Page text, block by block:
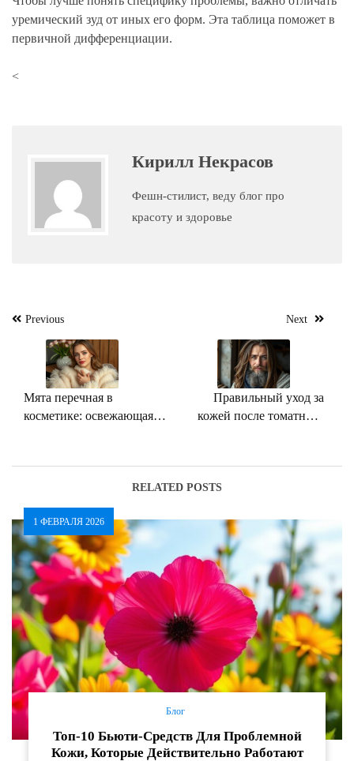
уремический зуд от иных его форм. Эта таблица поможет в
первичной дифференциации.
<
Кирилл Некрасов
Фешн-стилист, веду блог про
красоту и здоровье
Навигация
записям
Previous
Мята перечная в
косметике: освежающая
Next
Правильный уход за
кожей после томатного
RELATED POSTS
1 ФЕВРАЛЯ 2026
Блог
Топ-10 Бьюти-Средств Для Проблемной
Кожи, Которые Действительно Работают